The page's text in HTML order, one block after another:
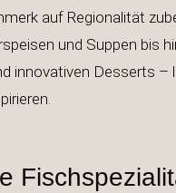
auf
und Suppen bis
innovativen Desserts –